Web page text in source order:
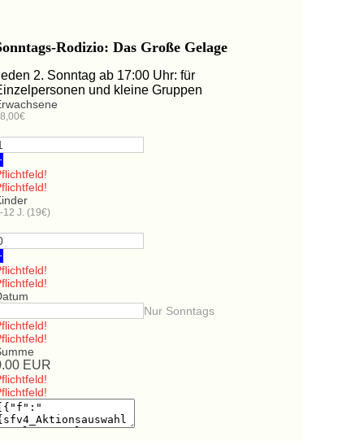
Rodizio: Das Große Gelage
2. Sonntag ab 17:00 Uhr: für
und kleine Gruppen
12 J. (19€)
Nur Sonntags
EUR